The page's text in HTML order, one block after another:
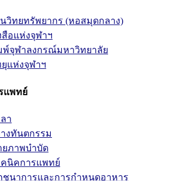
วิทยทรัพยากร (หอสมุดกลาง)
อแห่งจุฬาฯ
พ์จุฬาลงกรณ์มหาวิทยาลัย
แห่งจุฬาฯ
แพทย์
า
งทันตกรรม
ภาพบำบัด
นิคการแพทย์
นาการและการกำหนดอาหาร